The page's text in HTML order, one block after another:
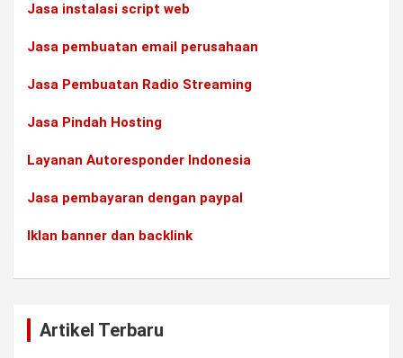
Jasa instalasi script web
Jasa pembuatan email perusahaan
Jasa Pembuatan Radio Streaming
Jasa Pindah Hosting
Layanan Autoresponder Indonesia
Jasa pembayaran dengan paypal
Iklan banner dan backlink
Artikel Terbaru